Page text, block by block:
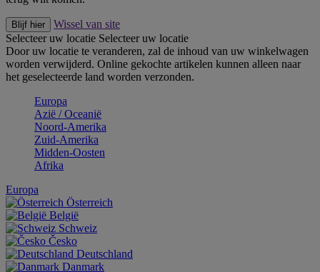
Blijf hier
Wissel van site
Selecteer uw locatie Selecteer uw locatie
Door uw locatie te veranderen, zal de inhoud van uw winkelwagen
worden verwijderd. Online gekochte artikelen kunnen alleen naar
het geselecteerde land worden verzonden.
Europa
Aziё / Oceaniё
Noord-Amerika
Zuid-Amerika
Midden-Oosten
Afrika
Europa
Österreich
België
Schweiz
Česko
Deutschland
Danmark